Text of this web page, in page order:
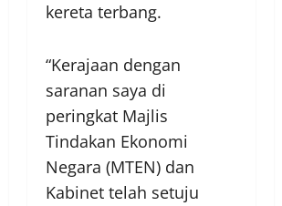
kereta terbang.
“Kerajaan dengan
saranan saya di
peringkat Majlis
Tindakan Ekonomi
Negara (MTEN) dan
Kabinet telah setuju